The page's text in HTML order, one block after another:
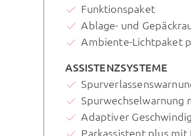
Funktionspaket
Ablage- und
Ambiente-Lichtpaket
ASSISTENZSYSTEME
Spurwechselwarnung
Adaptiver
Parkassistent plus